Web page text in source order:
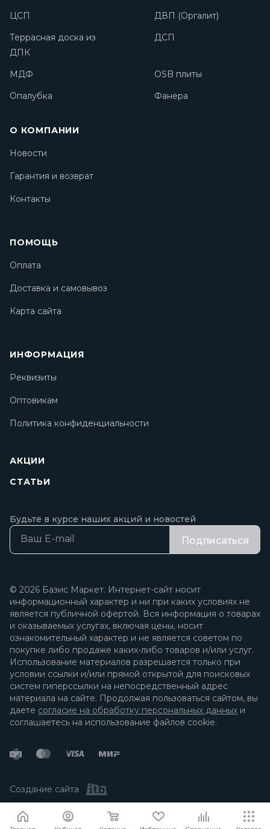
ЦСП
ДВП (Оргалит)
Террасная доска из
ДПК
ДСП
МДФ
OSB плиты
Опалубка
Фанера
О КОМПАНИИ
Новости
Гарантия и возврат
Контакты
ПОМОЩЬ
Оплата
Доставка и самовывоз
Карта сайта
ИНФОРМАЦИЯ
Реквизиты
Оптовикам
Политика конфиденциальности
АКЦИИ
СТАТЬИ
Будьте в курсе наших акций и новостей
Подписаться
© 2026 Базис Маркет. Интернет-сайт носит
информационный характер и ни при каких условиях не
является публичной офертой. Вся информация о товарах
и оказываемых услугах, включая цены, носит
ознакомительный характер и не является советом по
покупке либо продаже каких-либо товаров и/или услуг.
Использование материалов разрешается только при
условии ссылки и/или прямой открытой для поисковых
систем гиперссылки на непосредственный адрес
материала на сайте. Продолжая пользоваться сайтом, вы
даете согласие на обработку персональных данных и
соглашаетесь на использование файлов cookie.
Создание сайта
Мы используем файлы cookie. Подробнее Я согласен